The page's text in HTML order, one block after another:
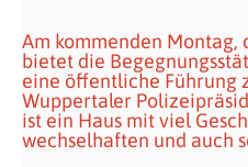
Am kommenden Montag,
bietet die
eine öffentliche Führung
Wuppertaler
ist ein Haus mit viel
wechselhaften und auch